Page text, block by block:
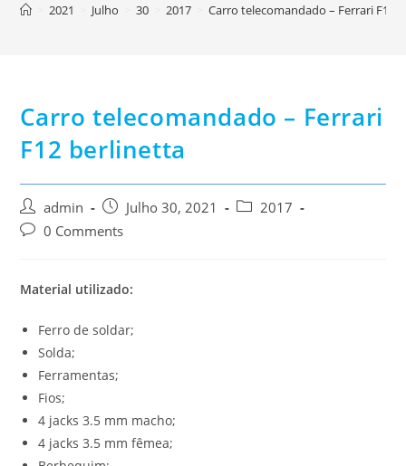
2021 Julho 30 2017 Carro telecomandado – Ferrari F12
Carro telecomandado – Ferrari
F12 berlinetta
Post
author:
admin
Post
published:
Julho 30, 2021
Post2017
Post0 Comments
Material utilizado:
Ferro de soldar;
Solda;
Ferramentas;
Fios;
4 jacks 3.5 mm macho;
4 jacks 3.5 mm fêmea;